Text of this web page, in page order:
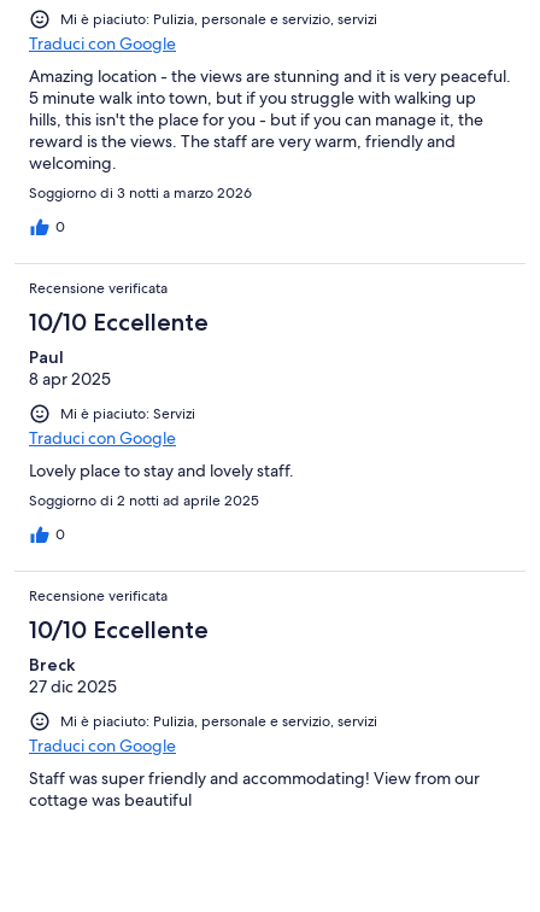
Mi è piaciuto: Pulizia, personale e servizio, servizi
Traduci con Google
Amazing location - the views are stunning and it is very peaceful.
5 minute walk into town, but if you struggle with walking up
hills, this isn't the place for you - but if you can manage it, the
reward is the views. The staff are very warm, friendly and
welcoming.
Soggiorno di 3 notti a marzo 2026
0
Recensione verificata
10/10 Eccellente
Paul
8 apr 2025
Mi è piaciuto: Servizi
Traduci con Google
Lovely place to stay and lovely staff.
Soggiorno di 2 notti ad aprile 2025
0
Recensione verificata
10/10 Eccellente
Breck
27 dic 2025
Mi è piaciuto: Pulizia, personale e servizio, servizi
Traduci con Google
Staff was super friendly and accommodating! View from our
cottage was beautiful